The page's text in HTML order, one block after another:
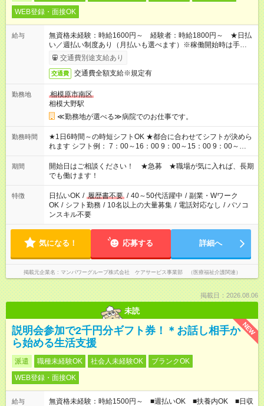
WEB登録・面接OK
給与
無資格未経験：時給1600円～ 経験者：時給1800円～ ★日払
い／週払い制度あり（月払いも選べます）※稼働開始時は手続き
完了次第のお支払いとなります。
交通費別途支給あり
交通費 交通費全額支給※規定有
勤務地
相模原市南区
相模大野駅
≪勤務地が選べる≫病院でのお仕事です。
勤務時間
★1日6時間～の時短シフトOK ★都合に合わせてシフトが決めら
れます シフト例： 7：00～16：00 9：00～15：00 9：00～
18：00 11：00～20：00 など ※Wワークの場合、他のお仕事と
合わせ週40時間超の就業はご案内できません ※法令に基づき、
週20時間以上勤務は社会保険への加入対象となります ※労働者
派遣法（日雇い派遣の原則禁止）により、短時間・短期間の就
業はご案内が難しい場合があります
期間
開始日はご相談ください！ ★急募 ★職場が気に入れば、長期
でも働けます！
特徴 日払いOK / 履歴書不要 / 40～50代活躍中 / 副業・Wワーク
OK / シフト勤務 / 10名以上の大量募集 / 電話対応なし / パソコ
ンスキル不要
気になる！ 応募する 詳細へ
掲載元企業名 マンパワーグループ株式会社 ケアサービス事業部 （医療福祉介護関連）
掲載日：2026.08.06
未読
NEW
説明会参加で2千円分ギフト券！＊お話し相手か
ら始める生活支援
派遣 職種未経験OK 社会人未経験OK
ブランクOK
WEB登録・面接OK
給与
無資格未経験：時給1500円～ ■週払いOK ■扶養内OK ■日収